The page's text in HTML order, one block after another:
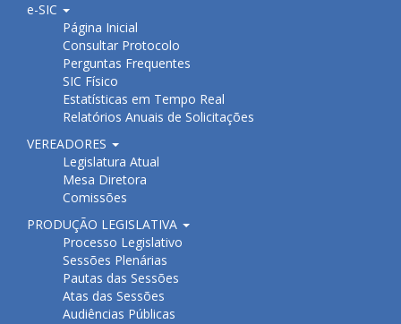
e-SIC
Página Inicial
Consultar Protocolo
Perguntas Frequentes
SIC Físico
Estatísticas em Tempo Real
Relatórios Anuais de Solicitações
VEREADORES
Legislatura Atual
Mesa Diretora
Comissões
PRODUÇÃO LEGISLATIVA
Processo Legislativo
Sessões Plenárias
Pautas das Sessões
Atas das Sessões
Audiências Públicas